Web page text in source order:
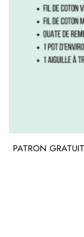
PATRON